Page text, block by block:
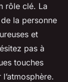
rôle clé. La
la personne
et
pas à
touches